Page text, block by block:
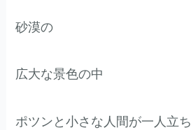
砂漠の
広大な景色の中
ポツンと小さな人間が一人立ち